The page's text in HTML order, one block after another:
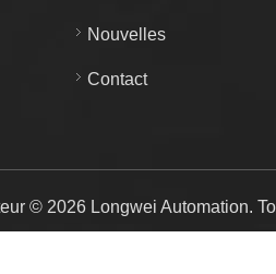
Nouvelles
Contact
© 2026 Longwei Automation.